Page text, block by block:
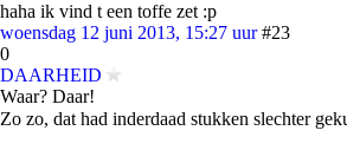
haha ik vind t een toffe zet :p
woensdag 12 juni 2013, 15:27 uur #23
0
DAARHEID
Waar? Daar!
Zo zo, dat had inderdaad stukken slechter